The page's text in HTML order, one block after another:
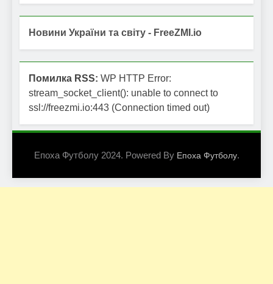
Новини України та світу - FreeZMI.io
Помилка RSS: WP HTTP Error:
stream_socket_client(): unable to connect to
ssl://freezmi.io:443 (Connection timed out)
Епоха Футболу 2024. Powered By Епоха Футболу.